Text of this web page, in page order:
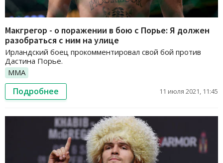
Макгрегор - о поражении в бою с Порье: Я должен
разобраться с ним на улице
Ирландский боец прокомментировал свой бой против
Дастина Порье.
ММА
Подробнее 11 июля 2021, 11:45